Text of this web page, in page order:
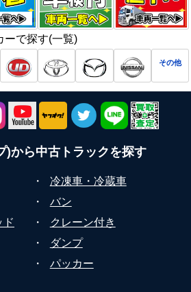
で探す(一覧)
その他
)から中古トラックを探す
・
冷凍車・冷蔵車
・
バン
ド ・
クレーン付き
・
ダンプ
・ パッカー